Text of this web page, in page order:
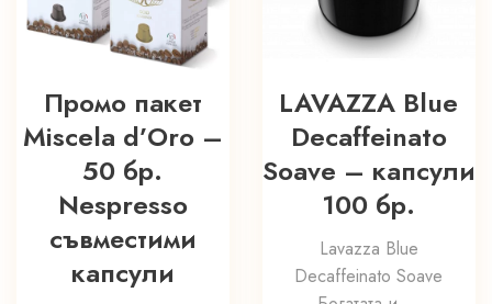
Промо пакет
Miscela d’Oro –
50 бр.
Nespresso
съвместими
капсули
LAVAZZA Blue
Decaffeinato
Soave – капсули
100 бр.
Lavazza Blue
Decaffeinato Soave